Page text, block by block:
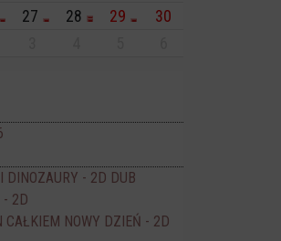
27 28 29
30
DINOZAURY - 2D DUB
- 2D
CAŁKIEM NOWY DZIEŃ - 2D